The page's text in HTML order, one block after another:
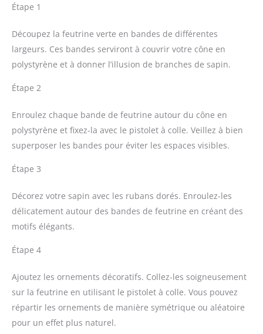
Étape 1
Découpez la feutrine verte en bandes de différentes
largeurs. Ces bandes serviront à couvrir votre cône en
polystyrène et à donner l’illusion de branches de sapin.
Étape 2
Enroulez chaque bande de feutrine autour du cône en
polystyrène et fixez-la avec le pistolet à colle. Veillez à bien
superposer les bandes pour éviter les espaces visibles.
Étape 3
Décorez votre sapin avec les rubans dorés. Enroulez-les
délicatement autour des bandes de feutrine en créant des
motifs élégants.
Étape 4
Ajoutez les ornements décoratifs. Collez-les soigneusement
sur la feutrine en utilisant le pistolet à colle. Vous pouvez
répartir les ornements de manière symétrique ou aléatoire
pour un effet plus naturel.